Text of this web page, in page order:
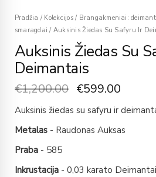
Pradžia / Kolekcijos / Brangakmeniai:
smaragdai /Auksinis Žiedas Su Safyru Ir
Auksinis Žiedas Su
Deimantais
€1,200.00 €599.00
Auksinis žiedas su safyru ir
Metalas - Raudonas Auksas
Praba - 585
Inkrustacija - 0,03 karato